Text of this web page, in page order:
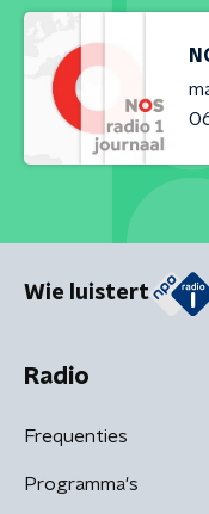
Wie luistert
Radio
Frequenties
Programma's